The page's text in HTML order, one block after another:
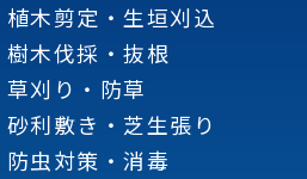
植木剪定・生垣刈込
樹木伐採・抜根
草刈り・防草
砂利敷き・芝生張り
防虫対策・消毒